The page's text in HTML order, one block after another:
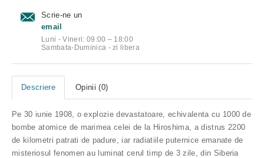
Scrie-ne un
email
Luni - Vineri: 09:00 – 18:00
Sambata-Duminica - zi libera
Descriere Opinii (0)
Pe 30 iunie 1908, o explozie devastatoare, echivalenta cu 1000 de
bombe atomice de marimea celei de la Hiroshima, a distrus 2200
de kilometri patrati de padure, iar radiatiile puternice emanate de
misteriosul fenomen au luminat cerul timp de 3 zile, din Siberia